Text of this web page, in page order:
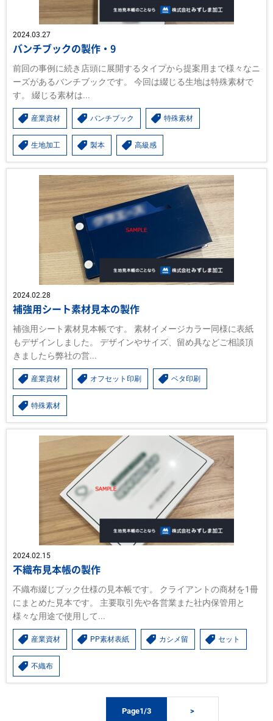
2024.03.27
バンチブックの製作・9
前回の事例に続き店頭に展開するタイプから提案用まで様々なニ
ーズがあるバンチブックです。 今回は綴じる生地は特殊素材で
す。 綴じる素材は...
産業資材 バンチブック 特殊素材
生地加工 製本 高級感
2024.02.28
補強用シート素材見本の製作
補強用シート素材見本帳です。 素材イメージカラー同様に表紙
もデザインしました。 デザインやサイズ、留め具などご相談頂
きましたら弊社の営...
産業資材 オフセット印刷 ベタ印刷
特殊素材
2024.02.15
不織布見本帳の製作
不織布綴じブック仕様の見本帳です。 クライアントの商材を1冊
にまとめた見本です。 主要取引先や各営業また社内保管用と
様々な用途で使用して...
産業資材 PP素材表紙 カシメ留 セット
不織布
Page1/3 >